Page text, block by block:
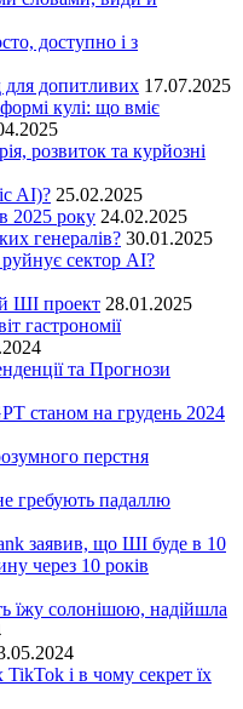
доступно і з
для допитливих 17.07.2025
кулі: що вміє
розвиток та курйозні
AI)? 25.02.2025
2025 року 24.02.2025
генералів? 30.01.2025
сектор АІ?
ШІ проект 28.01.2025
гастрономії
та Прогнози
станом на грудень 2024
перстня
гребують падаллю
заявив, що ШІ буде в 10
через 10 років
їжу солонішою, надійшла
і в чому секрет їх